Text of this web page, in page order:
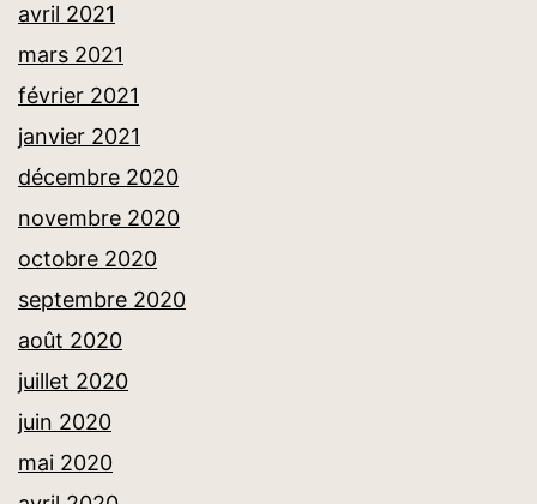
avril 2021
mars 2021
février 2021
janvier 2021
décembre 2020
novembre 2020
octobre 2020
septembre 2020
août 2020
juillet 2020
juin 2020
mai 2020